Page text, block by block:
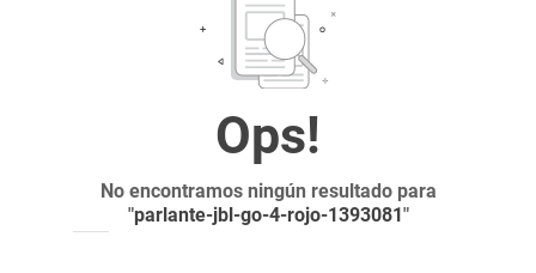
No encontramos ningún resultado para
"parlante-jbl-go-4-rojo-1393081"